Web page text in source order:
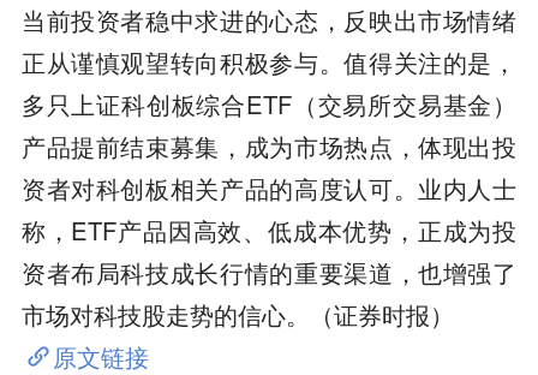
当前投资者稳中求进的心态，反映出市场情绪
正从谨慎观望转向积极参与。值得关注的是，
多只上证科创板综合ETF（交易所交易基金）
产品提前结束募集，成为市场热点，体现出投
资者对科创板相关产品的高度认可。业内人士
称，ETF产品因高效、低成本优势，正成为投
资者布局科技成长行情的重要渠道，也增强了
市场对科技股走势的信心。（证券时报）
原文链接